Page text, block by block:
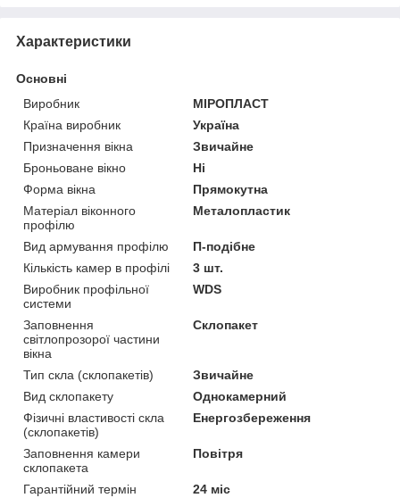
Характеристики
Основні
Виробник
МІРОПЛАСТ
Країна виробник
Україна
Призначення вікна
Звичайне
Броньоване вікно
Ні
Форма вікна
Прямокутна
Матеріал віконного
профілю
Металопластик
Вид армування профілю
П-подібне
Кількість камер в профілі
3 шт.
Виробник профільної
системи
WDS
Заповнення
світлопрозорої частини
вікна
Склопакет
Тип скла (склопакетів)
Звичайне
Вид склопакету
Однокамерний
Фізичні властивості скла
(склопакетів)
Енергозбереження
Заповнення камери
склопакета
Повітря
Гарантійний термін
24 міс